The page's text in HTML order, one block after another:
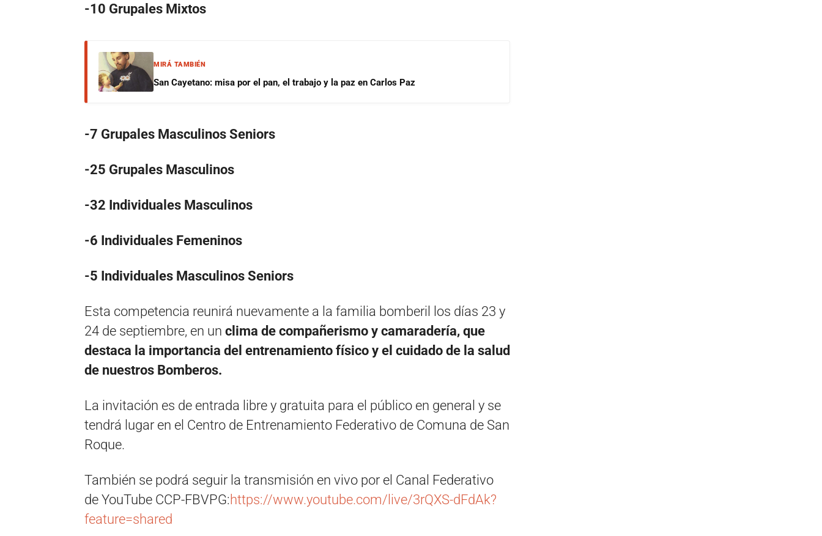
-10 Grupales Mixtos
MIRÁ TAMBIÉN
San Cayetano: misa por el pan, el trabajo y la paz en Carlos Paz
-7 Grupales Masculinos Seniors
-25 Grupales Masculinos
-32 Individuales Masculinos
-6 Individuales Femeninos
-5 Individuales Masculinos Seniors
Esta competencia reunirá nuevamente a la familia bomberil los días 23 y
24 de septiembre, en un clima de compañerismo y camaradería, que
destaca la importancia del entrenamiento físico y el cuidado de la salud
de nuestros Bomberos.
La invitación es de entrada libre y gratuita para el público en general y se
tendrá lugar en el Centro de Entrenamiento Federativo de Comuna de San
Roque.
También se podrá seguir la transmisión en vivo por el Canal Federativo
de YouTube CCP-FBVPG: https://www.youtube.com/live/3rQXS-dFdAk?
feature=shared